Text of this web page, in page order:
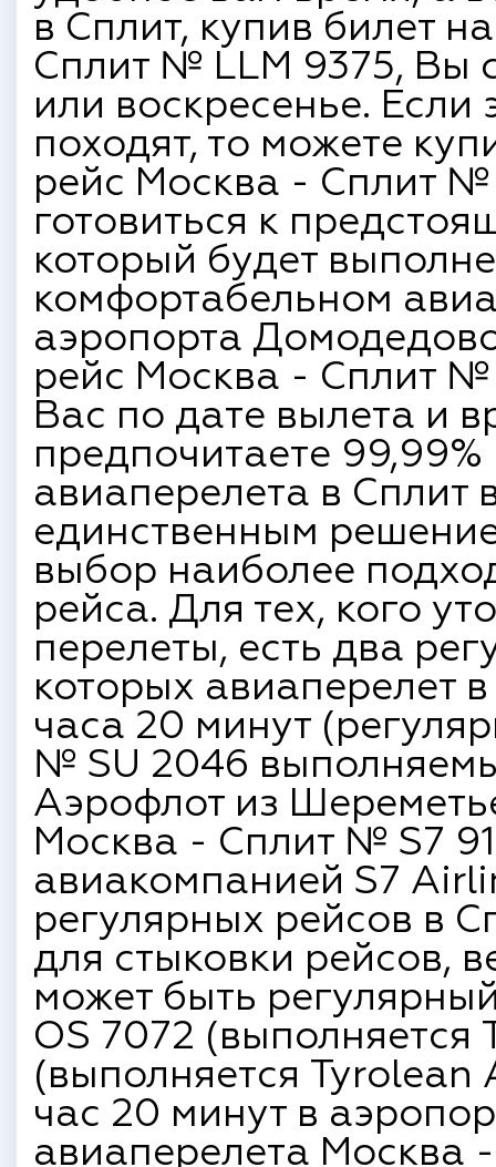
в Сплит, купив билет
Сплит № LLM 9375, Вы
или воскресенье.
походят, то можете
рейс Москва - Сплит №
готовиться к
который будет
комфортабельном
аэропорта
рейс Москва - Сплит №
Вас по дате вылета и
предпочитаете
авиаперелета в Сплит
единственным
выбор наиболее
рейса. Для тех, кого
перелеты, есть два
которых авиаперелет
часа 20 минут
№ SU 2046
Аэрофлот из
Москва - Сплит № S7
авиакомпанией S7
регулярных рейсов в
для стыковки рейсов,
может быть
OS 7072 (выполняется
(выполняется Tyrolean
час 20 минут в
авиаперелета Москва